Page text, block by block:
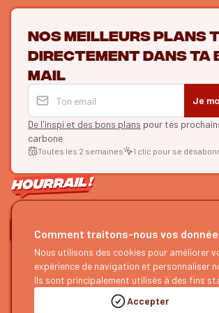
Nos meilleurs plans
directement dans ta
mail
Je
De l'inspi et des bons plans pour tes
carbone
Toutes les 2 semaines 1 clic pour se
ON SE SUIT ?
HOURRAIL !
À propos
Devenir partenaire
Recherche
Nos guides
Notre blog
Accepter
Comment traitons-nous vos
Nous utilisons des cookies pour améliorer
expérience de navigation et personnaliser
Ils sont principalement utilisés à des fins